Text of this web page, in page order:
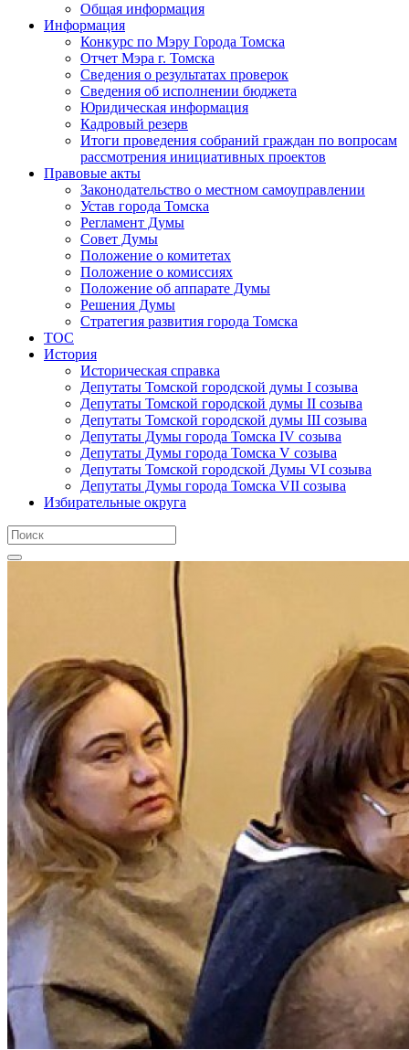
Общая информация
Информация
Конкурс по Мэру Города Томска
Отчет Мэра г. Томска
Сведения о результатах проверок
Сведения об исполнении бюджета
Юридическая информация
Кадровый резерв
Итоги проведения собраний граждан по вопросам
рассмотрения инициативных проектов
Правовые акты
Законодательство о местном самоуправлении
Устав города Томска
Регламент Думы
Совет Думы
Положение о комитетах
Положение о комиссиях
Положение об аппарате Думы
Решения Думы
Стратегия развития города Томска
ТОС
История
Историческая справка
Депутаты Томской городской думы I созыва
Депутаты Томской городской думы II созыва
Депутаты Томской городской думы III созыва
Депутаты Думы города Томска IV созыва
Депутаты Думы города Томска V созыва
Депутаты Томской городской Думы VI созыва
Депутаты Думы города Томска VII созыва
Избирательные округа